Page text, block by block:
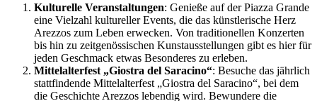
Kulturelle Veranstaltungen: Genieße auf der Piazza Grande
eine Vielzahl kultureller Events, die das künstlerische Herz
Arezzos zum Leben erwecken. Von traditionellen Konzerten
bis hin zu zeitgenössischen Kunstausstellungen gibt es hier für
jeden Geschmack etwas Besonderes zu erleben.
Mittelalterfest „Giostra del Saracino“: Besuche das jährlich
stattfindende Mittelalterfest „Giostra del Saracino“, bei dem
die Geschichte Arezzos lebendig wird. Bewundere die